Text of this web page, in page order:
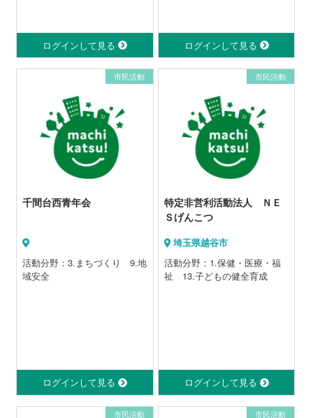
ログインして見る ログインして見る
市民活動
千間台西青年会
活動分野：3.まちづくり 9.地
域安全
ログインして見る
市民活動
特定非営利活動法人 ＮＥ
Ｓげんこつ
埼玉県越谷市
活動分野：1.保健・医療・福
祉 13.子どもの健全育成
ログインして見る
市民活動 市民活動